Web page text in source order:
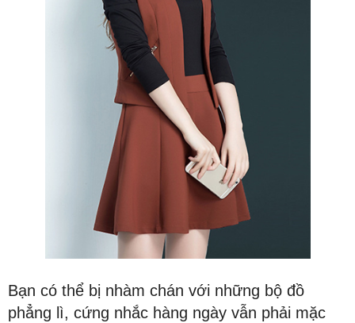
Bạn có thể bị nhàm chán với những bộ đồ
phẳng lì, cứng nhắc hàng ngày vẫn phải mặc